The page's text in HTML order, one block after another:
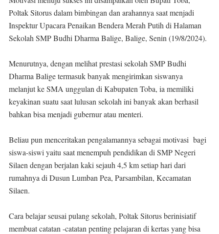
Poltak Sitorus dalam bimbingan dan arahannya saat menjadi
Inspektur Upacara Penaikan Bendera Merah Putih di Halaman
Sekolah SMP Budhi Dharma Balige, Balige, Senin (19/8/2024).
Menurutnya, dengan melihat prestasi sekolah SMP Budhi
Dharma Balige termasuk banyak mengirimkan siswanya
melanjut ke SMA unggulan di Kabupaten Toba, ia memiliki
keyakinan suatu saat lulusan sekolah ini banyak akan berhasil
bahkan bisa menjadi gubernur atau menteri.
Beliau pun menceritakan pengalamannya sebagai motivasi bagi
siswa-siswi yaitu saat menempuh pendidikan di SMP Negeri
Silaen dengan berjalan kaki sejauh 4,5 km setiap hari dari
rumahnya di Dusun Lumban Pea, Parsambilan, Kecamatan
Silaen.
Cara belajar seusai pulang sekolah, Poltak Sitorus berinisiatif
membuat catatan -catatan penting pelajaran di kertas yang bisa